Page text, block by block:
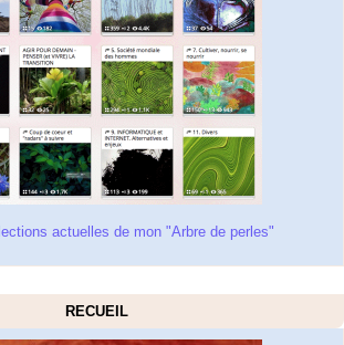
actuelles de mon "Arbre de perles"
RECUEIL